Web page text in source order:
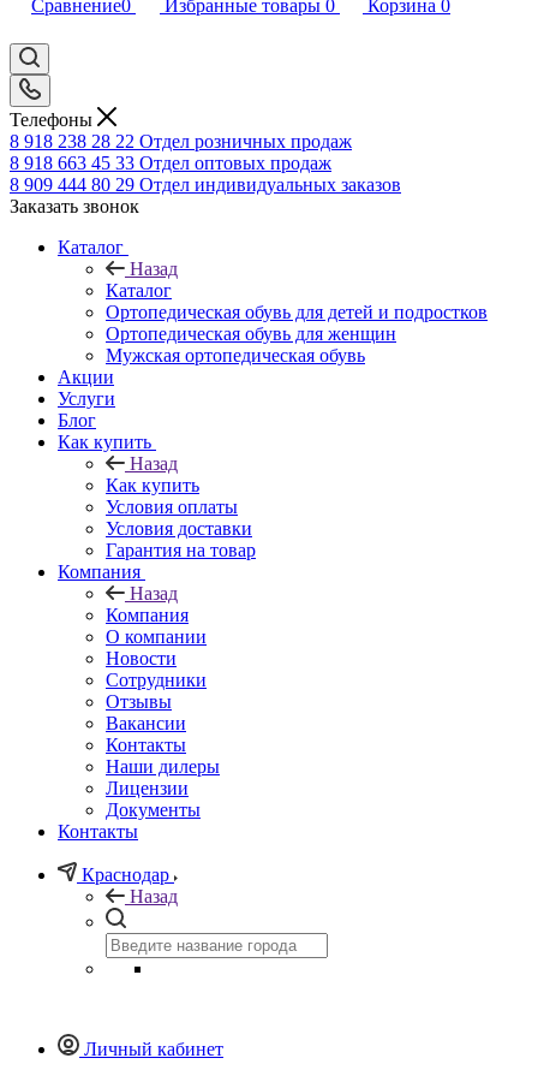
Сравнение0 Избранные товары 0 Корзина 0
Телефоны
8 918 238 28 22 Отдел розничных продаж
8 918 663 45 33 Отдел оптовых продаж
8 909 444 80 29 Отдел индивидуальных заказов
Заказать звонок
Каталог
Назад
Каталог
Ортопедическая обувь для детей и подростков
Ортопедическая обувь для женщин
Мужская ортопедическая обувь
Акции
Услуги
Блог
Как купить
Назад
Как купить
Условия оплаты
Условия доставки
Гарантия на товар
Компания
Назад
Компания
О компании
Новости
Сотрудники
Отзывы
Вакансии
Контакты
Наши дилеры
Лицензии
Документы
Контакты
Краснодар
Назад
Личный кабинет